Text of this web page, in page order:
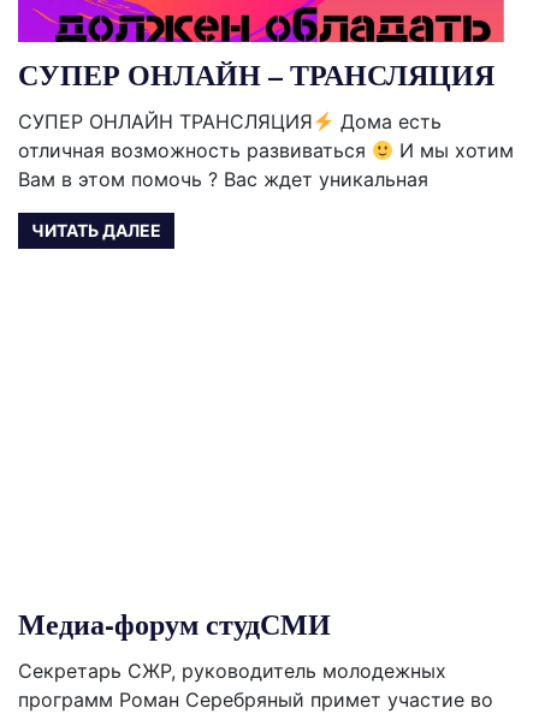
СУПЕР ОНЛАЙН – ТРАНСЛЯЦИЯ
СУПЕР ОНЛАЙН ТРАНСЛЯЦИЯ
Дома есть
отличная возможность развиваться
И мы хотим
Вам в этом помочь ? Вас ждет уникальная
ЧИТАТЬ ДАЛЕЕ
Медиа-форум студСМИ
Секретарь СЖР, руководитель молодежных
программ Роман Серебряный примет участие во